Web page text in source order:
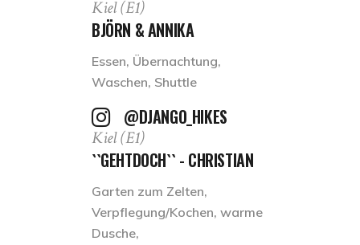
Kiel (E1)
BJÖRN & ANNIKA
Essen, Übernachtung,
Waschen, Shuttle
@DJANGO_HIKES
Kiel (E1)
``GEHTDOCH`` - CHRISTIAN
Garten zum Zelten,
Verpflegung/Kochen, warme
Dusche,